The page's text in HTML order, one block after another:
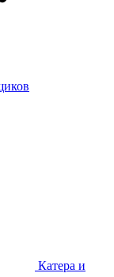
Катера и